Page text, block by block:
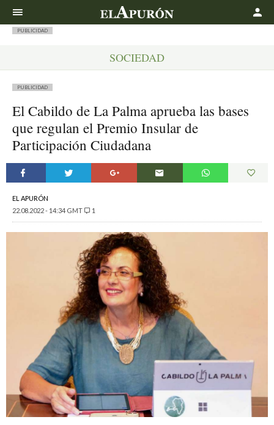
PUBLICIDAD
SOCIEDAD
PUBLICIDAD
El Cabildo de La Palma aprueba las bases
que regulan el Premio Insular de
Participación Ciudadana
EL APURÓN
22.08.2022 - 14:34 GMT
1